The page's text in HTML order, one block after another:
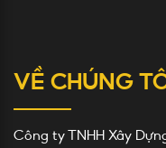
VỀ CHÚNG
Công ty TNHH Xây